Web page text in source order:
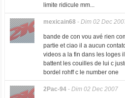
limite ridicule mm...
mexicain68 - Dim 02 Dec
bande de con vou avé rien
partie et ciao il a aucun
videos a la fin dans les loges
battent les couilles de lui c
bordel rohff c le number one
2Pac-94- Dim 02 Dec 2007